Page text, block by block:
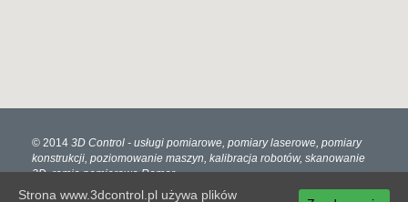
© 2014 3D Control - usługi pomiarowe, pomiary laserowe, pomiary
konstrukcji, poziomowanie maszyn, kalibracja robotów, skanowanie
3D, ramię pomiarowe Romer
Projekt i wykonanie:
LIME STREET
Strona www.3dcontrol.pl używa plików